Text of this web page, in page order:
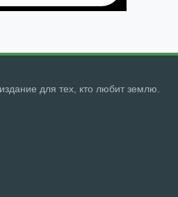
для тех, кто любит землю.